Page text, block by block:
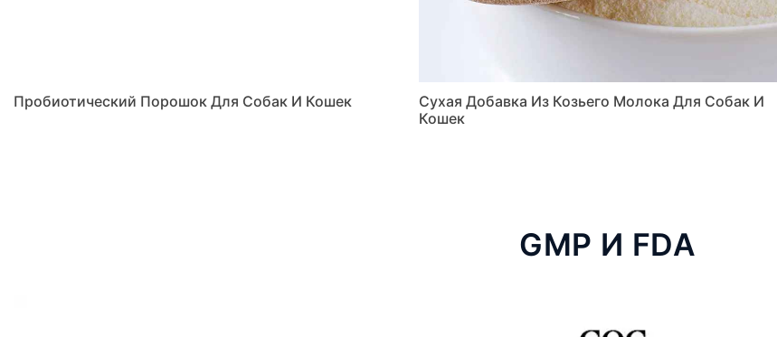
Пробиотический Порошок Для Собак И Кошек
Сухая Добавка Из Козьего Молока Для Собак И
Кошек
GMP И FDA